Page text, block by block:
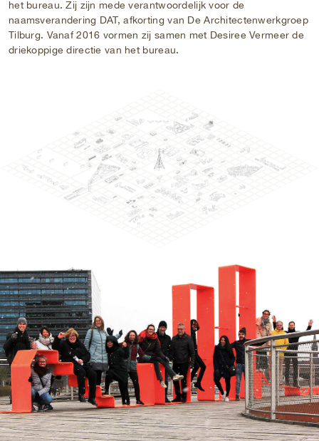
het bureau. Zij zijn mede verantwoordelijk voor de
naamsverandering DAT, afkorting van De Architectenwerkgroep
Tilburg. Vanaf 2016 vormen zij samen met Desiree Vermeer de
driekoppige directie van het bureau.